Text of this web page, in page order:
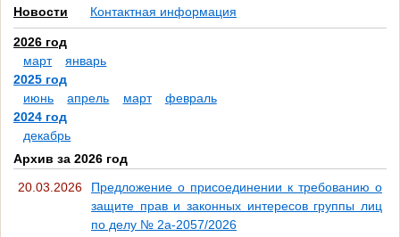
Новости Контактная информация
2026 год
март
январь
2025 год
июнь
апрель март
февраль
2024 год
декабрь
Архив за 2026 год
20.03.2026
Предложение о присоединении к требованию о
защите прав и законных интересов группы лиц
по делу № 2а-2057/2026